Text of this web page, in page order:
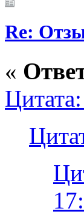
Re:
«